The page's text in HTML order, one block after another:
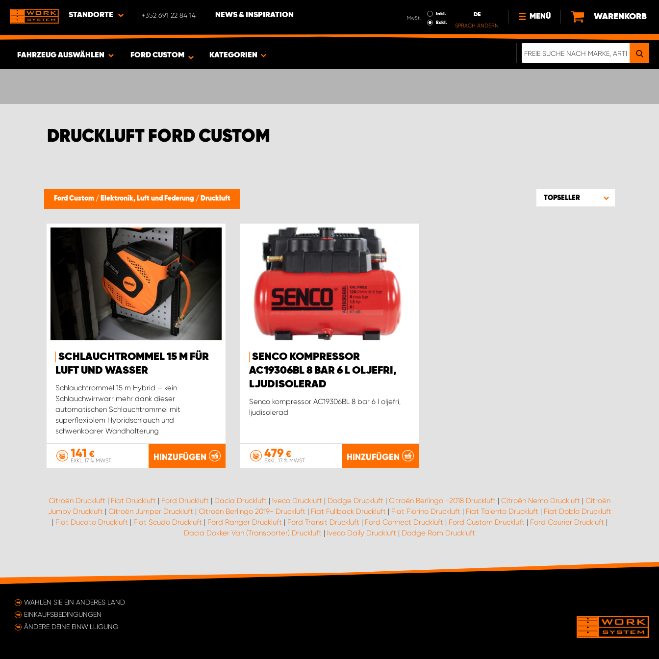
STANDORTE +352 691 22 84 14 NEWS & INSPIRATION MwSt.
Inkl.
Exkl.
DE
SPRACH ÄNDERN
MENÜ
NEWS
WARENKORB
FAHRZEUG AUSWÄHLEN
ARTIKEL
FORD CUSTOM KATEGORIEN
DRUCKLUFT FORD CUSTOM
Ford Custom / Elektronik, Luft und Federung / Druckluft TOPSELLER
SCHLAUCHTROMMEL 15 M FÜR
LUFT UND WASSER
Schlauchtrommel 15 m Hybrid – kein
Schlauchwirrwarr mehr dank dieser
automatischen Schlauchtrommel mit
superflexiblem Hybridschlauch und
schwenkbarer Wandhalterung
141 €
EXKL. 17 % MWST. HINZUFÜGEN
SENCO KOMPRESSOR
AC19306BL 8 BAR 6 L OLJEFRI,
LJUDISOLERAD
Senco kompressor AC19306BL 8 bar 6 l oljefri,
ljudisolerad
479€
EXKL. 17 % MWST. HINZUFÜGEN
Citroën Druckluft | Fiat Druckluft | Ford Druckluft | Dacia Druckluft | Iveco Druckluft | Dodge Druckluft | Citroën Berlingo -2018 Druckluft | Citroën Nemo Druckluft | Citroën
Jumpy Druckluft | Citroën Jumper Druckluft | Citroën Berlingo 2019- Druckluft | Fiat Fullback Druckluft | Fiat Fiorino Druckluft | Fiat Talento Druckluft | Fiat Doblo Druckluft
| Fiat Ducato Druckluft | Fiat Scudo Druckluft | Ford Ranger Druckluft | Ford Transit Druckluft | Ford Connect Druckluft | Ford Custom Druckluft | Ford Courier Druckluft |
Dacia Dokker Van (Transporter) Druckluft | Iveco Daily Druckluft | Dodge Ram Druckluft
WÄHLEN SIE EIN ANDERES LAND
EINKAUFSBEDINGUNGEN
ÄNDERE DEINE EINWILLIGUNG